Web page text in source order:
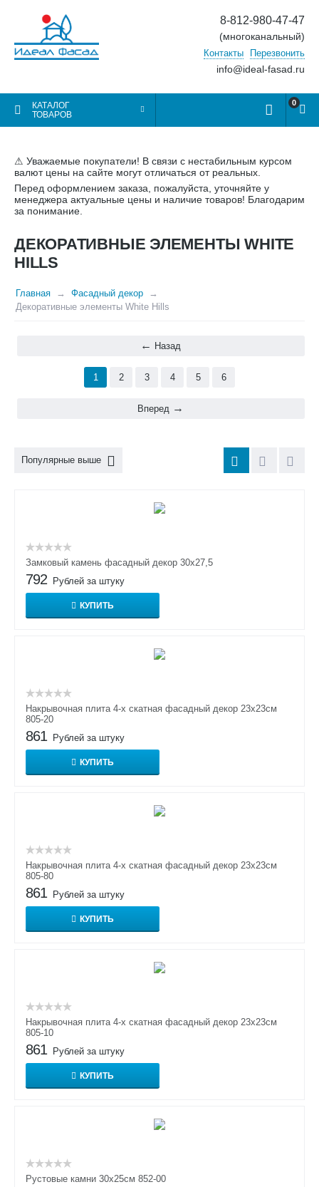
8-812-980-47-47
(многоканальный)
Контакты Перезвонить
info@ideal-fasad.ru
КАТАЛОГ
ТОВАРОВ
0
⚠ Уважаемые покупатели! В связи с нестабильным курсом
валют цены на сайте могут отличаться от реальных.
Перед оформлением заказа, пожалуйста, уточняйте у
менеджера актуальные цены и наличие товаров! Благодарим
за понимание.
ДЕКОРАТИВНЫЕ ЭЛЕМЕНТЫ WHITE
HILLS
Главная
Фасадный декор
Декоративные элементы White Hills
Назад
1 2 3 4 5 6
Вперед
Популярные выше
Замковый камень фасадный декор 30х27,5
792 Рублей за штуку
КУПИТЬ
Накрывочная плита 4-х скатная фасадный декор 23х23см
805-20
861 Рублей за штуку
КУПИТЬ
Накрывочная плита 4-х скатная фасадный декор 23х23см
805-80
861 Рублей за штуку
КУПИТЬ
Накрывочная плита 4-х скатная фасадный декор 23х23см
805-10
861 Рублей за штуку
КУПИТЬ
Рустовые камни 30х25см 852-00